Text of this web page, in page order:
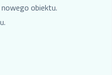
nowego obiektu.